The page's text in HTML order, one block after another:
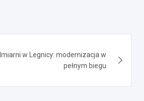
w Legnicy: modernizacja w
pełnym biegu